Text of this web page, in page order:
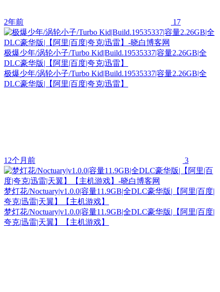
2年前 17
极爆少年/涡轮小子/Turbo Kid|Build.19535337|容量2.26GB|全
DLC豪华版|【阿里|百度|夸克|迅雷】
极爆少年/涡轮小子/Turbo Kid|Build.19535337|容量2.26GB|全
DLC豪华版|【阿里|百度|夸克|迅雷】
12个月前 3
梦灯花/Noctuary|v1.0.0|容量11.9GB|全DLC豪华版|【阿里|百度|
夸克|迅雷|天翼】【主机游戏】
梦灯花/Noctuary|v1.0.0|容量11.9GB|全DLC豪华版|【阿里|百度|
夸克|迅雷|天翼】【主机游戏】